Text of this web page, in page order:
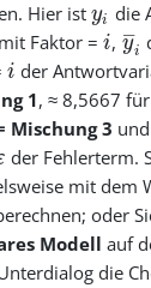
Hier istyi die
Faktor =i, y
–
i
i der
1, ≈ 8,5667 für
Mischung 3
der Fehlerterm.
mit dem
oder
Modell auf
die